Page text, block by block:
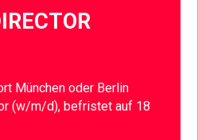
München oder Berlin
(w/m/d), befristet auf 18